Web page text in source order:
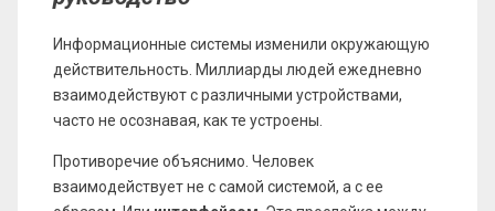
Информационные системы изменили окружающую
действительность. Миллиарды людей ежедневно
взаимодействуют с различными устройствами,
часто не осознавая, как те устроены.
Противоречие объяснимо. Человек
взаимодействует не с самой системой, а с ее